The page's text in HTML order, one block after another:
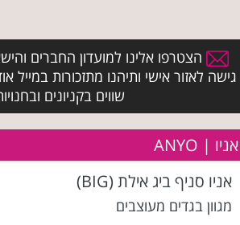
הצטרפו אלינו למועדון החברים
גישה לאזור אישי ותיהנו מתזכורות במייל
שווים בקניונים
אניו | ANYO
אניו סניף ביג אילת (BIG)
מגוון בגדים מעוצבים